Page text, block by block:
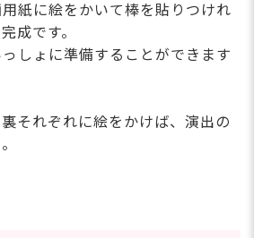
紙に絵をかいて棒を貼りつけれ
成です。
しょに準備することができます
それぞれに絵をかけば、演出の